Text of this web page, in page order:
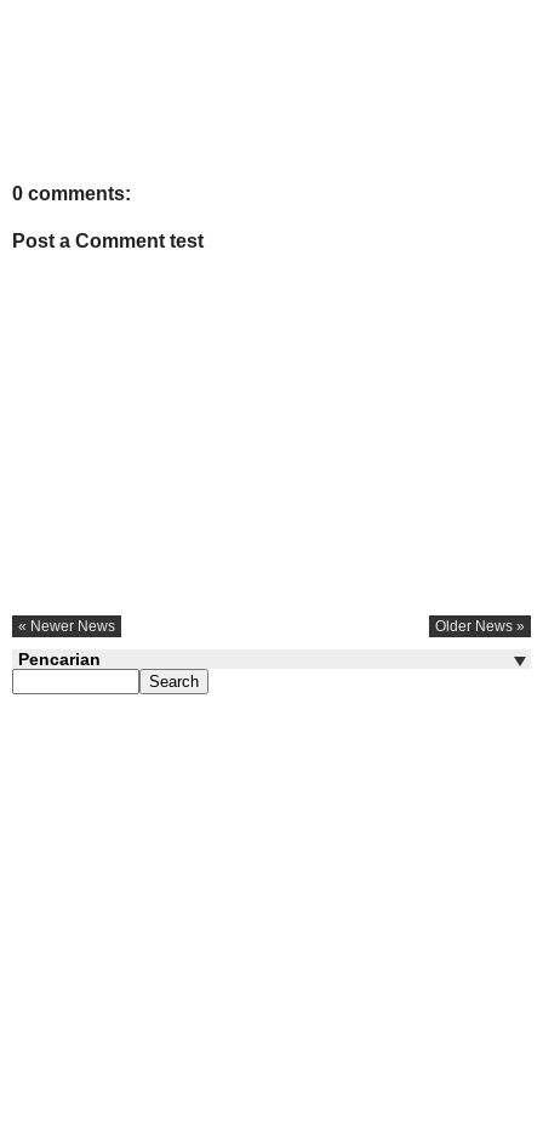
0 comments:
Post a Comment test
« Newer News Older News »
Pencarian